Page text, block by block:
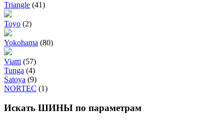
Triangle (41)
Toyo (2)
Yokohama (80)
Viatti (57)
Tunga (4)
Satoya (9)
NORTEC (1)
Искать ШИНЫ по параметрам